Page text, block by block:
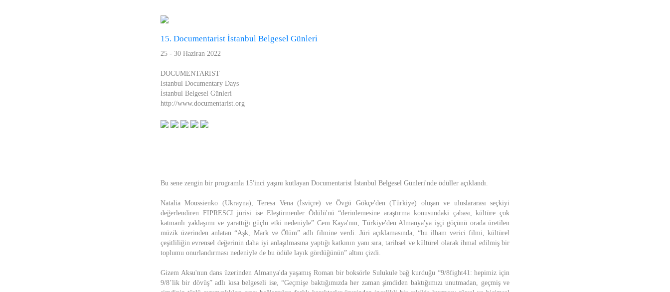
15. Documentarist İstanbul Belgesel Günleri
25 - 30 Haziran 2022
DOCUMENTARIST
Istanbul Documentary Days
İstanbul Belgesel Günleri
http://www.documentarist.org
Bu sene zengin bir programla 15'inci yaşını kutlayan Documentarist İstanbul Belgesel Günleri'nde ödüller açıklandı.
Natalia Moussienko (Ukrayna), Teresa Vena (İsviçre) ve Övgü Gökçe'den (Türkiye) oluşan ve uluslararası seçkiyi
değerlendiren FIPRESCI jürisi ise Eleştirmenler Ödülü'nü “derinlemesine araştırma konusundaki çabası, kültüre çok
katmanlı yaklaşımı ve yarattığı güçlü etki nedeniyle” Cem Kaya'nın, Türkiye'den Almanya'ya işçi göçünü orada üretilen
müzik üzerinden anlatan “Aşk, Mark ve Ölüm” adlı filmine verdi. Jüri açıklamasında, “bu ilham verici filmi, kültürel
çeşitliliğin evrensel değerinin daha iyi anlaşılmasına yaptığı katkının yanı sıra, tarihsel ve kültürel olarak ihmal edilmiş bir
toplumu onurlandırması nedeniyle de bu ödüle layık gördüğünün” altını çizdi.
Gizem Aksu'nun dans üzerinden Almanya'da yaşamış Roman bir boksörle Sulukule bağ kurduğu “9/8fight41: hepimiz için
9/8’lik bir dövüş” adlı kısa belgeseli ise, “Geçmişe baktığımızda her zaman şimdiden baktığımızı unutmadan, geçmiş ve